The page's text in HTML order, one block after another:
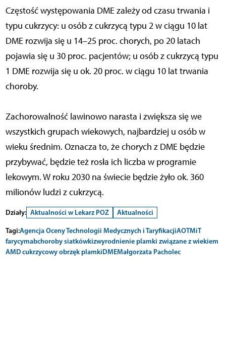
Częstość występowania DME zależy od czasu trwania i
typu cukrzycy: u osób z cukrzycą typu 2 w ciągu 10 lat
DME rozwija się u 14–25 proc. chorych, po 20 latach
pojawia się u 30 proc. pacjentów; u osób z cukrzycą typu
1 DME rozwija się u ok. 20 proc. w ciągu 10 lat trwania
choroby.
Zachorowalność lawinowo narasta i zwiększa się we
wszystkich grupach wiekowych, najbardziej u osób w
wieku średnim. Oznacza to, że chorych z DME będzie
przybywać, będzie też rosła ich liczba w programie
lekowym. W roku 2030 na świecie będzie żyło ok. 360
milionów ludzi z cukrzycą.
Działy: Aktualności w Lekarz POZ
Aktualności
Tagi:Agencja Oceny Technologii Medycznych i TaryfikacjiAOTMiT
farycymabchoroby siatkówkizwyrodnienie plamki związane z wiekiem
AMDcukrzycowy obrzęk plamkiDMEMałgorzata Pacholec